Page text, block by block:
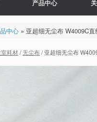
产品中心
中心» 亚超细无尘布 W4009C直
耗材/无尘布/ 亚超细无尘布